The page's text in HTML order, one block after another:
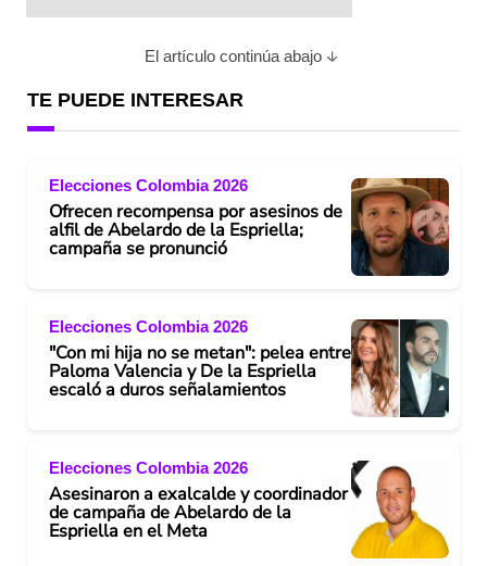
El artículo continúa abajo
TE PUEDE INTERESAR
Elecciones Colombia 2026
Ofrecen recompensa por asesinos de
alfil de Abelardo de la Espriella;
campaña se pronunció
Elecciones Colombia 2026
"Con mi hija no se metan": pelea entre
Paloma Valencia y De la Espriella
escaló a duros señalamientos
Elecciones Colombia 2026
Asesinaron a exalcalde y coordinador
de campaña de Abelardo de la
Espriella en el Meta